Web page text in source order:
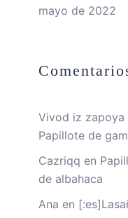
mayo de 2022
Vivod iz zapoya
Papillote de
Cazriqq en
de albahaca
Ana en